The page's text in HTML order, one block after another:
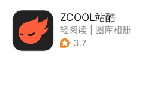
ZCOOL站酷
轻阅读
图库相册
3.7